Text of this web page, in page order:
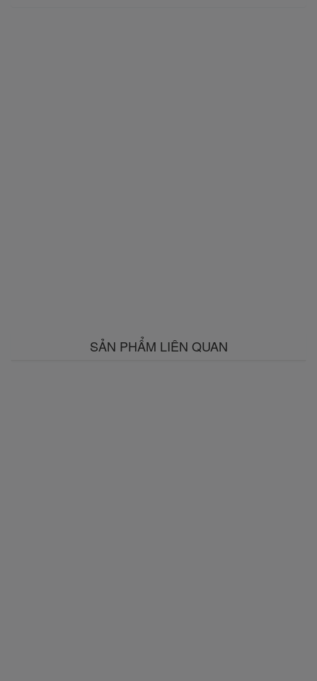
SẢN PHẨM LIÊN QUAN